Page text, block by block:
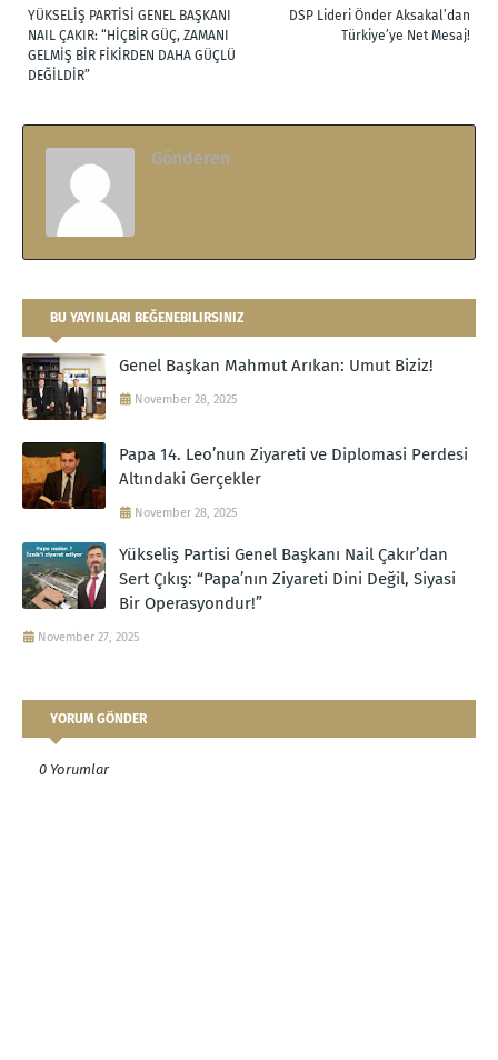
DSP Lideri Önder Aksakal’dan
Türkiye’ye Net Mesaj!
YÜKSELİŞ PARTİSİ GENEL BAŞKANI
NAIL ÇAKIR: “HİÇBİR GÜÇ, ZAMANI
GELMİŞ BİR FİKİRDEN DAHA GÜÇLÜ
DEĞİLDİR”
Gönderen
BU YAYINLARI BEĞENEBILIRSINIZ
Genel Başkan Mahmut Arıkan: Umut Biziz!
November 28, 2025
Papa 14. Leo’nun Ziyareti ve Diplomasi Perdesi
Altındaki Gerçekler
November 28, 2025
Yükseliş Partisi Genel Başkanı Nail Çakır’dan
Sert Çıkış: “Papa’nın Ziyareti Dini Değil, Siyasi
Bir Operasyondur!”
November 27, 2025
YORUM GÖNDER
0 Yorumlar